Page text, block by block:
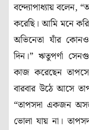
বন্দ্যোপাধ্যায় বলেন,
করেছি। আমি মনে করি
অভিনেতা যাঁর
দিন।” ঋতুপর্ণা
কাজ করেছেন
বারবার উঠে আসে
“তাপসদা একজন
ভোলা যায় না।